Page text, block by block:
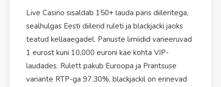
Live Casino sisaldab 150+ lauda päris diileritega,
sealhulgas Eesti diilerid ruleti ja blackjacki jaoks
teatud kellaaegadel. Panuste limiidid varieeruvad
1 eurost kuni 10,000 euroni käe kohta VIP-
laudades. Rulett pakub Euroopa ja Prantsuse
variante RTP-ga 97.30%, blackjackil on erinevad